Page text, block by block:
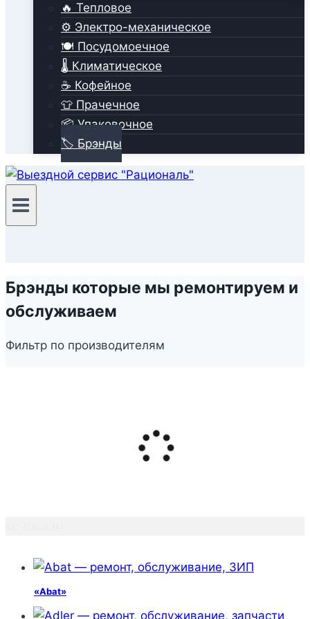
🔥 Тепловое
⚙️ Электро-механическое
🍽️ Посудомоечное
🌡️ Климатическое
☕ Кофейное
👕 Прачечное
📦 Упаковочное
🏷️ Брэнды
Брэнды которые мы ремонтируем и
обслуживаем
Фильтр по производителям
«Abat»